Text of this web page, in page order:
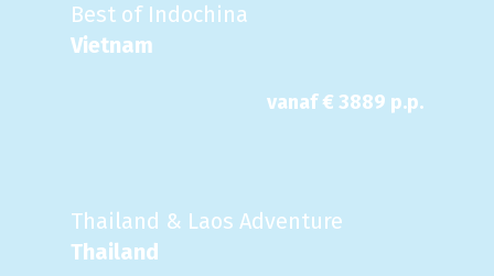
Best of Indochina
Vietnam
vanaf € 3889 p.p.
Thailand & Laos Adventure
Thailand